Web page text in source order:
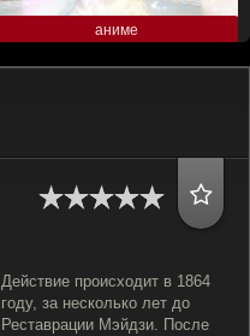
аниме
Действие происходит в 1864
году, за несколько лет до
Реставрации Мэйдзи. После